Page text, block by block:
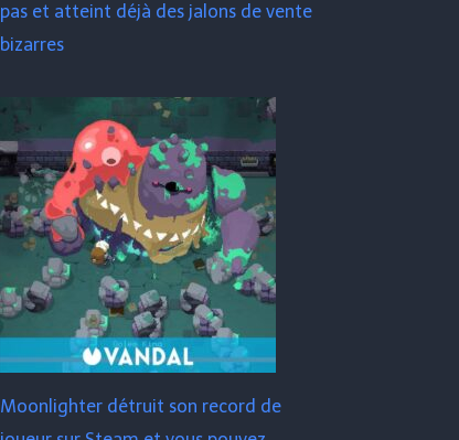
pas et atteint déjà des jalons de vente
bizarres
Moonlighter détruit son record de